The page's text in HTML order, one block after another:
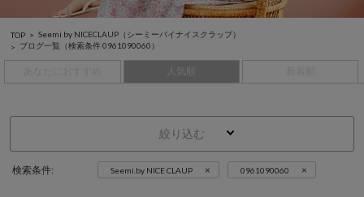
TOP
Seemi by NICECLAUP（シーミーバイナイスクラップ）
ブログ一覧 （検索条件 0961090060）
人気順
絞り込む
検索条件: Seemi.by NICE CLAUP × 0961090060 ×